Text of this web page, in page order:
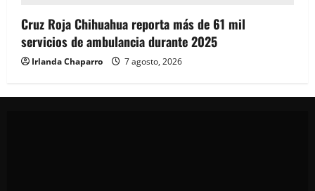
Cruz Roja Chihuahua reporta más de 61 mil
servicios de ambulancia durante 2025
Irlanda Chaparro 7 agosto, 2026